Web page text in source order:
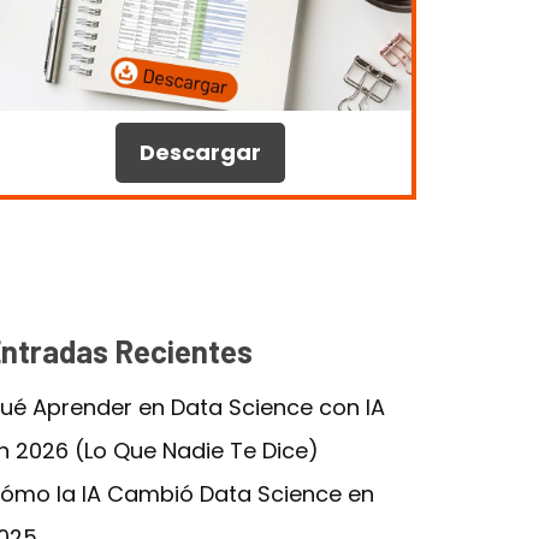
Descargar
Recientes
Aprender en Data Science con IA
2026 (Lo Que Nadie Te Dice)
la IA Cambió Data Science en